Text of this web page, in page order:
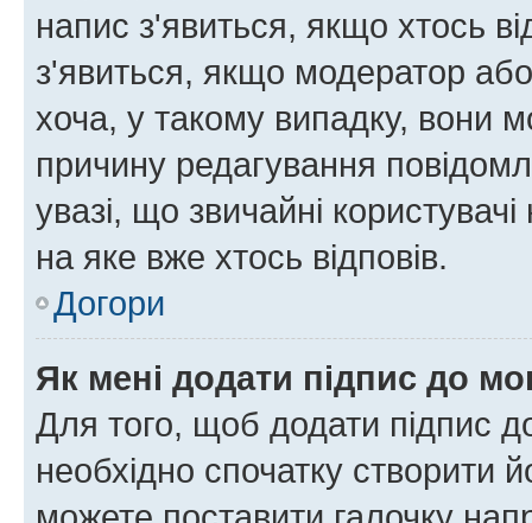
напис з'явиться, якщо хтось
з'явиться, якщо модератор
хоча, у такому випадку, вони
причину редагування
увазі, що звичайні
на яке вже хтось відповів.
Догори
Як мені додати підпис до
Для того, щоб додати підпис
необхідно спочатку створити